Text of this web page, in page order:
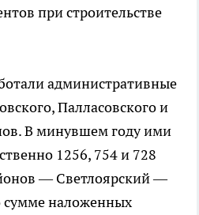
при строительстве
административные
Палласовского и
В минувшем году ими
1256, 754 и 728
— Светлоярский —
наложенных